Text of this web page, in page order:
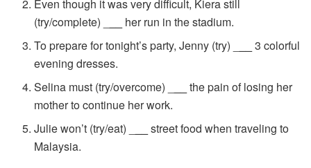
Even though it was very difficult, Kiera still
(try/complete) _
her run in the stadium.
To prepare for tonight’s party, Jenny (try) _
3 colorful
evening dresses.
Selina must (try/overcome) _
the pain of losing her
mother to continue her work.
Julie won’t (try/eat) _
street food when traveling to
Malaysia.